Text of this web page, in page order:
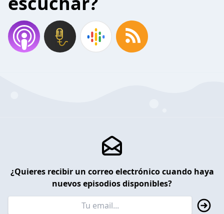
¿Quieres recibir un correo electrónico cuando haya
nuevos episodios disponibles?